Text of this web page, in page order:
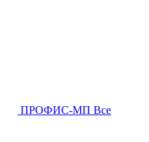
ПРОФИС-МП Все